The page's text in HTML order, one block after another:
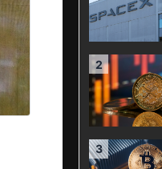
2
3